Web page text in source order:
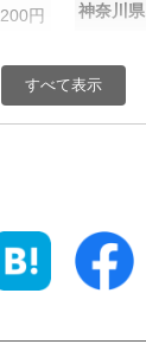
200円 神奈川県
200円 富山県
200円 三重県
すべて表示